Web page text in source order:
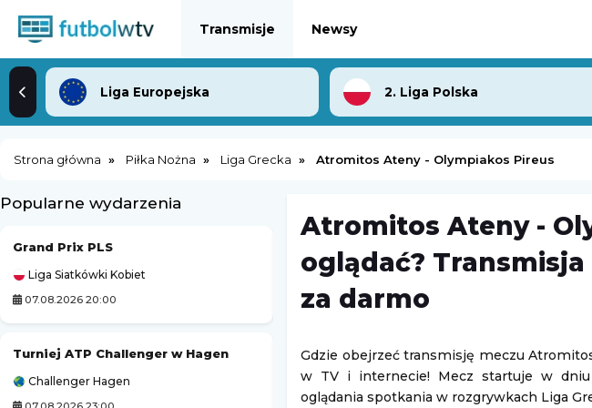
Transmisje Newsy
Liga Europejska 2. Liga Polska
Strona główna Piłka Nożna Liga Grecka Atromitos Ateny - Olympiakos Pireus
Popularne wydarzenia
Grand Prix PLS
Liga Siatkówki Kobiet
07.08.2026 20:00
Turniej ATP Challenger w Hagen
Challenger Hagen
Kolarstwo
07.08.2026 21:45
Turniej ATP Challenger w Lexington
Challenger Lexington
Ann
Atromitos Ateny -
oglądać?
za darmo
Gdzie obejrzeć transmisję meczu
w TV i internecie! Mecz startuje w dniu
oglądania spotkania w rozgrywkach Liga